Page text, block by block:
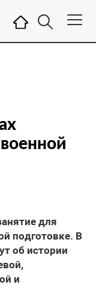
для
подготовке. В
об истории
и